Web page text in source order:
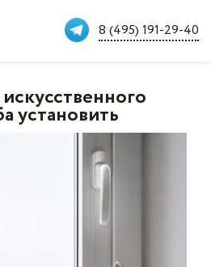
8 (495) 191-29-40
установить